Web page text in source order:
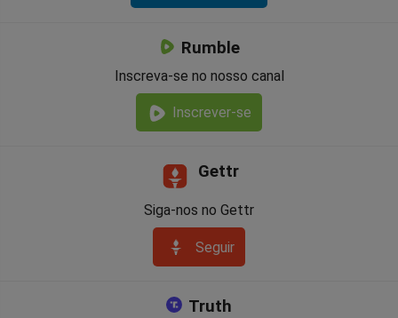
Rumble
Inscreva-se no nosso canal
Inscrever-se
Gettr
Siga-nos no Gettr
Seguir
Truth